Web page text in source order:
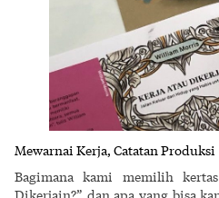
Mewarnai Kerja, Catatan Produksi
Bagimana kami memilih